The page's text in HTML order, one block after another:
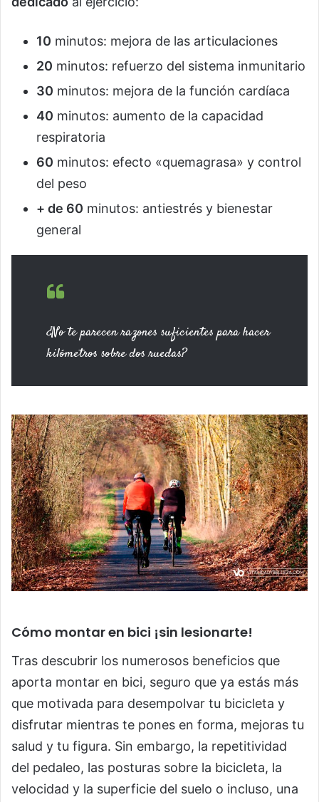
10 minutos: mejora de las articulaciones
20 minutos: refuerzo del sistema inmunitario
30 minutos: mejora de la función cardíaca
40 minutos: aumento de la capacidad
respiratoria
60 minutos: efecto «quemagrasa» y control
del peso
+ de 60 minutos: antiestrés y bienestar
general
¿No te parecen razones suficientes para hacer
kilómetros sobre dos ruedas?
Cómo montar en bici ¡sin lesionarte!
Tras descubrir los numerosos beneficios que
aporta montar en bici, seguro que ya estás más
que motivada para desempolvar tu bicicleta y
disfrutar mientras te pones en forma, mejoras tu
salud y tu figura. Sin embargo, la repetitividad
del pedaleo, las posturas sobre la bicicleta, la
velocidad y la superficie del suelo o incluso, una